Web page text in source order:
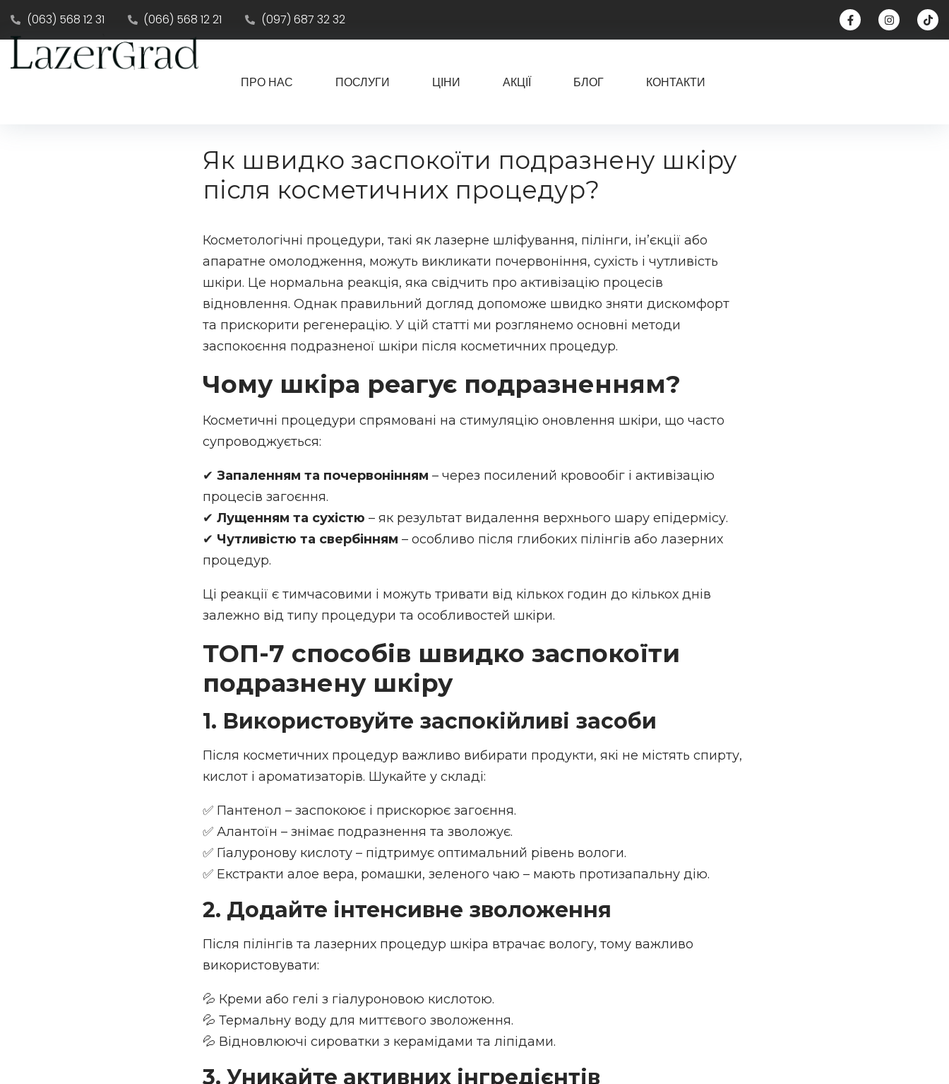
(063) 568 12 31 (066) 568 12 21 (097) 687 32 32
ПРО НАС ПОСЛУГИ ЦІНИ АКЦІЇ БЛОГ КОНТАКТИ
Як швидко заспокоїти подразнену шкіру
після косметичних процедур?
Косметологічні процедури, такі як лазерне шліфування, пілінги, ін’єкції або
апаратне омолодження, можуть викликати почервоніння, сухість і чутливість
шкіри. Це нормальна реакція, яка свідчить про активізацію процесів
відновлення. Однак правильний догляд допоможе швидко зняти дискомфорт
та прискорити регенерацію. У цій статті ми розглянемо основні методи
заспокоєння подразненої шкіри після косметичних процедур.
Чому шкіра реагує подразненням?
Косметичні процедури спрямовані на стимуляцію оновлення шкіри, що часто
супроводжується:
✔ Запаленням та почервонінням – через посилений кровообіг і активізацію
процесів загоєння.
✔ Лущенням та сухістю – як результат видалення верхнього шару епідермісу.
✔ Чутливістю та свербінням – особливо після глибоких пілінгів або лазерних
процедур.
Ці реакції є тимчасовими і можуть тривати від кількох годин до кількох днів
залежно від типу процедури та особливостей шкіри.
ТОП-7 способів швидко заспокоїти
подразнену шкіру
1. Використовуйте заспокійливі засоби
Після косметичних процедур важливо вибирати продукти, які не містять спирту,
кислот і ароматизаторів. Шукайте у складі:
✅ Пантенол – заспокоює і прискорює загоєння.
✅ Алантоїн – знімає подразнення та зволожує.
✅ Гіалуронову кислоту – підтримує оптимальний рівень вологи.
✅ Екстракти алое вера, ромашки, зеленого чаю – мають протизапальну дію.
2. Додайте інтенсивне зволоження
Після пілінгів та лазерних процедур шкіра втрачає вологу, тому важливо
використовувати:
💦 Креми або гелі з гіалуроновою кислотою.
💦 Термальну воду для миттєвого зволоження.
💦 Відновлюючі сироватки з керамідами та ліпідами.
3. Уникайте активних інгредієнтів